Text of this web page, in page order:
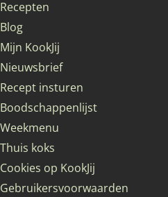
Recepten
Blog
Mijn KookJij
Nieuwsbrief
Recept insturen
Boodschappenlijst
Weekmenu
Thuis koks
Cookies op KookJij
Gebruikersvoorwaarden